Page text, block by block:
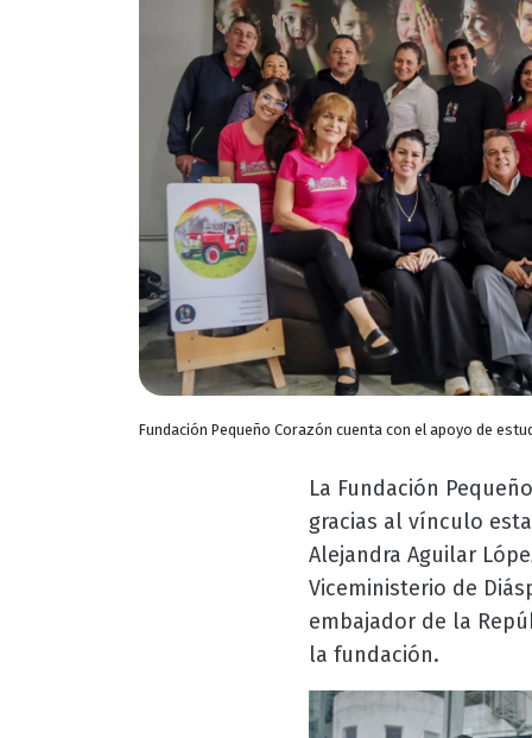
Fundación Pequeño Corazón cuenta con el apoyo de
La Fundación
gracias al vínculo
Alejandra Aguilar
Viceministerio de
embajador de la
la fundación.